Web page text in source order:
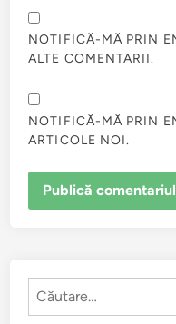
NOTIFICĂ-MĂ PRIN
ALTE COMENTARII.
NOTIFICĂ-MĂ PRIN
ARTICOLE NOI.
Caută